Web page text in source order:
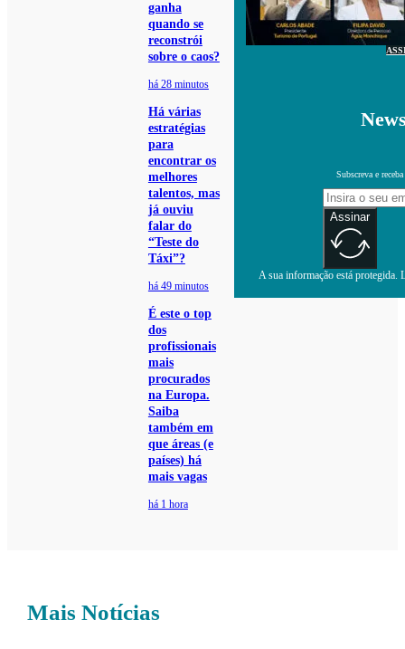
ganha
quando se
reconstrói
sobre o caos?
há 28 minutos
Há várias
estratégias
para
encontrar os
melhores
talentos, mas
já ouviu
falar do
“Teste do
Táxi”?
há 49 minutos
É este o top
dos
profissionais
mais
procurados
na Europa.
Saiba
também em
que áreas (e
países) há
mais vagas
há 1 hora
Subscreva e
Assinar
A sua informação está protegida.
Mais Notícias